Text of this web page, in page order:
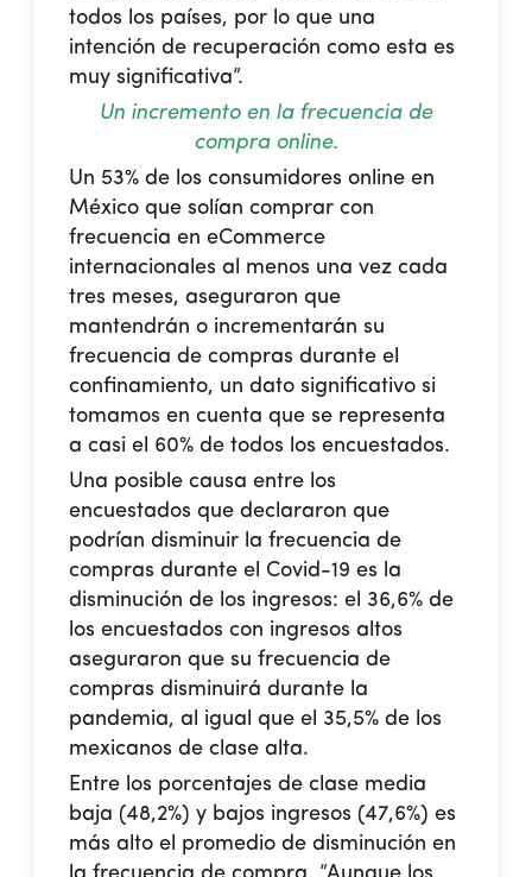
todos los países, por lo que una
intención de recuperación como esta es
muy significativa”.
Un incremento en la frecuencia de
compra online.
Un 53% de los consumidores online en
México que solían comprar con
frecuencia en eCommerce
internacionales al menos una vez cada
tres meses, aseguraron que
mantendrán o incrementarán su
frecuencia de compras durante el
confinamiento, un dato significativo si
tomamos en cuenta que se representa
a casi el 60% de todos los encuestados.
Una posible causa entre los
encuestados que declararon que
podrían disminuir la frecuencia de
compras durante el Covid-19 es la
disminución de los ingresos: el 36,6% de
los encuestados con ingresos altos
aseguraron que su frecuencia de
compras disminuirá durante la
pandemia, al igual que el 35,5% de los
mexicanos de clase alta.
Entre los porcentajes de clase media
baja (48,2%) y bajos ingresos (47,6%) es
más alto el promedio de disminución en